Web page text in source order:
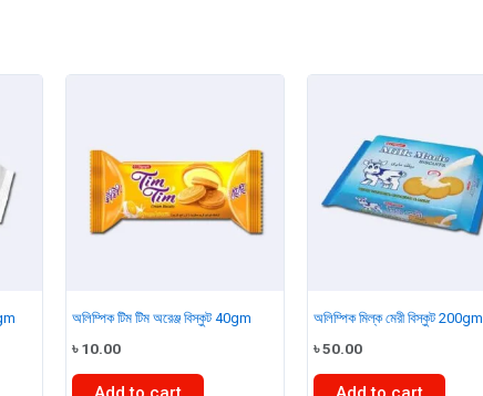
অলিম্পিক টিম টিম অরেঞ্জ বিস্কুট 40gm
৳10.00
অলিম্পিক মিল্ক মেরী বিস্কুট 200gm
৳50.00